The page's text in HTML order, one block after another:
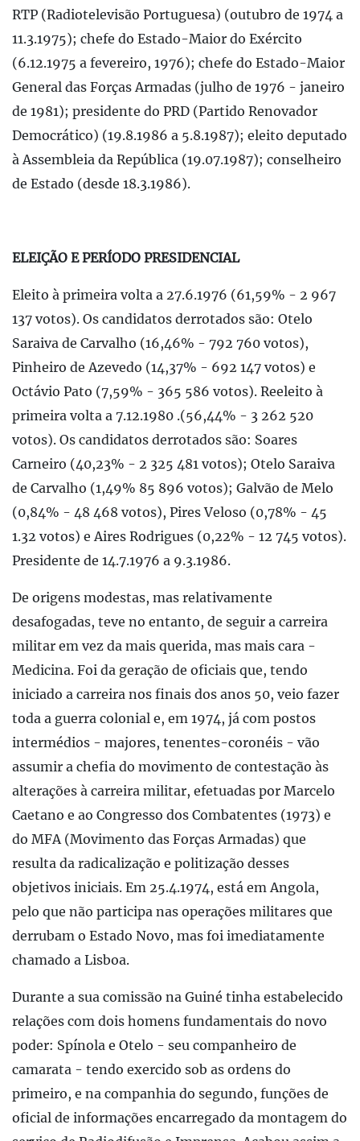
RTP (Radiotelevisão Portuguesa) (outubro de 1974 a
11.3.1975); chefe do Estado-Maior do Exército
(6.12.1975 a fevereiro, 1976); chefe do Estado-Maior
General das Forças Armadas (julho de 1976 - janeiro
de 1981); presidente do PRD (Partido Renovador
Democrático) (19.8.1986 a 5.8.1987); eleito deputado
à Assembleia da República (19.07.1987); conselheiro
de Estado (desde 18.3.1986).
ELEIÇÃO E PERÍODO PRESIDENCIAL
Eleito à primeira volta a 27.6.1976 (61,59% - 2 967
137 votos). Os candidatos derrotados são: Otelo
Saraiva de Carvalho (16,46% - 792 760 votos),
Pinheiro de Azevedo (14,37% - 692 147 votos) e
Octávio Pato (7,59% - 365 586 votos). Reeleito à
primeira volta a 7.12.1980 .(56,44% - 3 262 520
votos). Os candidatos derrotados são: Soares
Carneiro (40,23% - 2 325 481 votos); Otelo Saraiva
de Carvalho (1,49% 85 896 votos); Galvão de Melo
(0,84% - 48 468 votos), Pires Veloso (0,78% - 45
1.32 votos) e Aires Rodrigues (0,22% - 12 745 votos).
Presidente de 14.7.1976 a 9.3.1986.
De origens modestas, mas relativamente
desafogadas, teve no entanto, de seguir a carreira
militar em vez da mais querida, mas mais cara -
Medicina. Foi da geração de oficiais que, tendo
iniciado a carreira nos finais dos anos 50, veio fazer
toda a guerra colonial e, em 1974, já com postos
intermédios - majores, tenentes-coronéis - vão
assumir a chefia do movimento de contestação às
alterações à carreira militar, efetuadas por Marcelo
Caetano e ao Congresso dos Combatentes (1973) e
do MFA (Movimento das Forças Armadas) que
resulta da radicalização e politização desses
objetivos iniciais. Em 25.4.1974, está em Angola,
pelo que não participa nas operações militares que
derrubam o Estado Novo, mas foi imediatamente
chamado a Lisboa.
Durante a sua comissão na Guiné tinha estabelecido
relações com dois homens fundamentais do novo
poder: Spínola e Otelo - seu companheiro de
camarata - tendo exercido sob as ordens do
primeiro, e na companhia do segundo, funções de
oficial de informações encarregado da montagem do